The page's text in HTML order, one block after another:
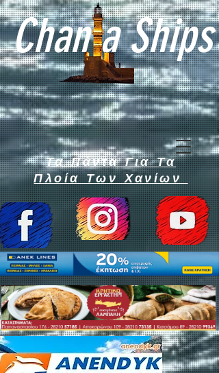
Chan a Ships
Τα Πάντα Για Τα
Πλοία Των Χανίων